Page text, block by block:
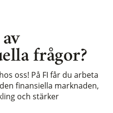
frågor?
oss! På FI får du arbeta
finansiella marknaden,
och stärker